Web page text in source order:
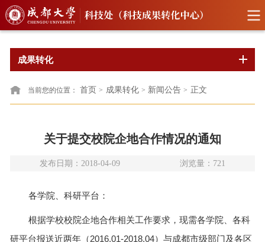
成果转化
当前您的位置： 首页 > 成果转化 > 新闻公告 > 正文
关于提交校院企地合作情况的通知
发布日期：2018-04-09 浏览量： 721
各学院、科研平台：
根据学校校院企地合作相关工作要求，现需各学院、各科
研平台报送近两年（2016.01-2018.04）与成都市级部门及各区